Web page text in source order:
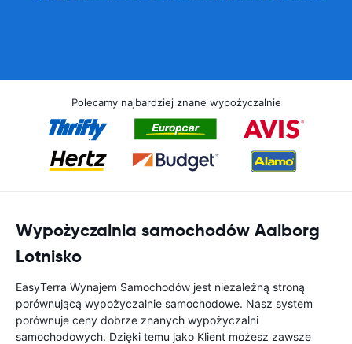
Polecamy najbardziej znane wypożyczalnie
Wypożyczalnia samochodów Aalborg
Lotnisko
EasyTerra Wynajem Samochodów jest niezależną stroną
porównującą wypożyczalnie samochodowe. Nasz system
porównuje ceny dobrze znanych wypożyczalni
samochodowych. Dzięki temu jako Klient możesz zawsze